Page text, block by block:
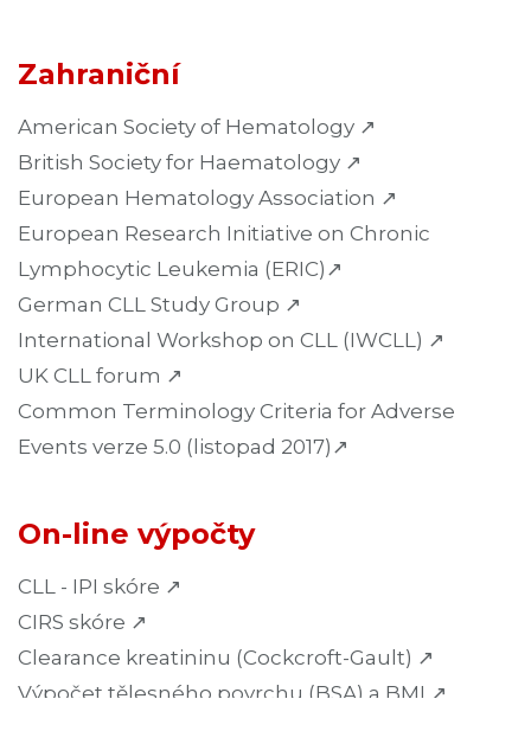
Zahraniční
American Society of Hematology ↗
British Society for Haematology ↗
European Hematology Association ↗
European Research Initiative on Chronic
Lymphocytic Leukemia (ERIC)↗
German CLL Study Group ↗
International Workshop on CLL (IWCLL) ↗
UK CLL forum ↗
Common Terminology Criteria for Adverse
Events verze 5.0 (listopad 2017) ↗
On-line výpočty
CLL - IPI skóre ↗
CIRS skóre ↗
Clearance kreatininu (Cockcroft-Gault) ↗
Výpočet tělesného povrchu (BSA) a BMI ↗